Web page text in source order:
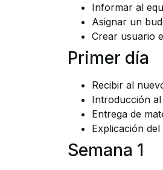
Informar al
Asignar un
Crear usuario
Primer día
Recibir al
Introducción al
Entrega de
Explicación
Semana 1